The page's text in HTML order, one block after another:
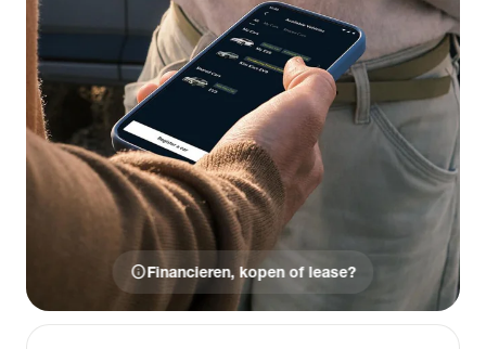
infoFinancieren, kopen of lease?